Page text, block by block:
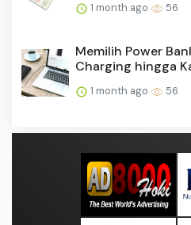
1 month ago 56
Memilih Power
Charging hingga
1 month ago 56